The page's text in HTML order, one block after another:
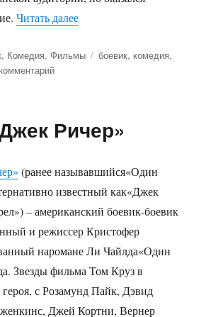
Читать далее
, Комедия,Фильмы Метки
боевик, комедия,
Данди»
Ричер»
(ранее называвшийся«Один
известный как«Джек
– американский боевик-боевик
и режиссер Кристофер
наромане Ли Чайлда«Один
Звезды фильма Том Круз в
героя, с Розамунд Пайк, Дэвид
Джей Кортни, Вернер